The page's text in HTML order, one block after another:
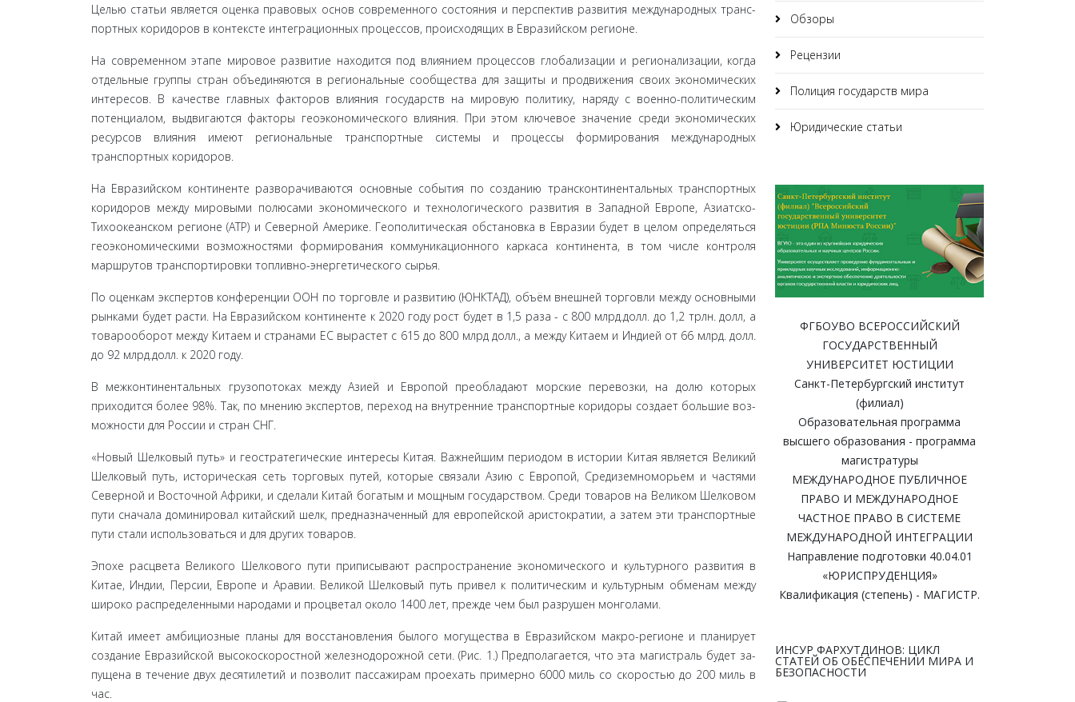
Целью статьи является оценка правовых основ современ­ного состояния и перспектив развития международных транс­
портных коридоров в контексте интеграционных процессов, происходящих в Евразийском регионе.
На современном этапе мировое развитие находит­ся под влиянием процессов глобализации и региона­лизации, когда
отдельные группы стран объединяются в региональные сообщества для защиты и продвижения сво­их экономических
интересов. В качестве главных факторов влияния государств на мировую политику, наряду с воен­но-политическим
потенциалом, выдвигаются факторы гео­экономического влияния. При этом ключевое значение среди экономических
ресурсов влияния имеют региональные транс­портные системы и процессы формирования международных
транспортных коридоров.
На Евразийском континенте разворачиваются основные события по созданию трансконтинентальных транспортных
коридоров между мировыми полюсами экономического и технологического развития в Западной Европе, Азиатско­
Тихоокеанском регионе (АТР) и Северной Америке. Гео­политическая обстановка в Евразии будет в целом опреде­ляться
геоэкономическими возможностями формирования коммуникационного каркаса континента, в том числе контро­ля
маршрутов транспортировки топливно-энергетического сырья.
По оценкам экспертов конференции ООН по торговле и развитию (ЮНКТАД), объём внешней торговли между ос­новными
рынками будет расти. На Евразийском континенте к 2020 году рост будет в 1,5 раза - с 800 млрд.долл. до 1,2 трлн. долл, а
товарооборот между Китаем и странами ЕС вырастет с 615 до 800 млрд долл., а между Китаем и Индией от 66 млрд. долл.
до 92 млрд.долл. к 2020 году.
В межконтинентальных грузопотоках между Азией и Европой преобладают морские перевозки, на долю которых
приходится более 98%. Так, по мнению экспертов, переход на внутренние транспортные коридоры создает большие воз­
можности для России и стран СНГ.
«Новый Шелковый путь» и геостратегические интересы Китая. Важнейшим периодом в истории Китая является Ве­ликий
Шелковый путь, историческая сеть торговых путей, ко­торые связали Азию с Европой, Средиземноморьем и частями
Северной и Восточной Африки, и сделали Китай богатым и мощным государством. Среди товаров на Великом Шелковом
пути сначала доминировал китайский шелк, предназначен­ный для европейской аристократии, а затем эти транспортные
пути стали использоваться и для других товаров.
Эпохе расцвета Великого Шелкового пути приписывают распространение экономического и культурного развития в
Китае, Индии, Персии, Европе и Аравии. Великой Шелковый путь привел к политическим и культурным обменам между
широко распределенными народами и процветал около 1400 лет, прежде чем был разрушен монголами.
Китай имеет амбициозные планы для восстановления бы­лого могущества в Евразийском макро-регионе и планирует
создание Евразийской высокоскоростной железнодорожной сети. (Рис. 1.) Предполагается, что эта магистраль будет за­
пущена в течение двух десятилетий и позволит пассажирам проехать примерно 6000 миль со скоростью до 200 миль в
час.
Обзоры
Рецензии
Полиция государств мира
Юридические статьи
ФГБОУВО ВСЕРОССИЙСКИЙ
ГОСУДАРСТВЕННЫЙ
УНИВЕРСИТЕТ ЮСТИЦИИ
Санкт-Петербургский институт
(филиал)
Образовательная программа
высшего образования - программа
магистратуры
МЕЖДУНАРОДНОЕ ПУБЛИЧНОЕ
ПРАВО И МЕЖДУНАРОДНОЕ
ЧАСТНОЕ ПРАВО В СИСТЕМЕ
МЕЖДУНАРОДНОЙ ИНТЕГРАЦИИ
Направление подготовки 40.04.01
«ЮРИСПРУДЕНЦИЯ»
Квалификация (степень) - МАГИСТР.
ИНСУР ФАРХУТДИНОВ: ЦИКЛ
СТАТЕЙ ОБ ОБЕСПЕЧЕНИИ МИРА И
БЕЗОПАСНОСТИ